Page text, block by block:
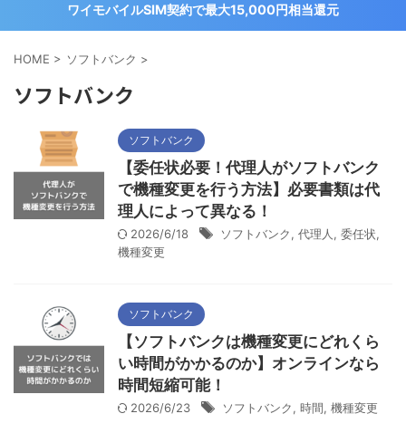
ワイモバイルSIM契約で最大15,000円相当還元
HOME > ソフトバンク >
ソフトバンク
ソフトバンク
【委任状必要！代理人がソフトバンク
で機種変更を行う方法】必要書類は代
理人によって異なる！
2026/6/18 ソフトバンク, 代理人 , 委任状,
機種変更
ソフトバンク
【ソフトバンクは機種変更にどれくら
い時間がかかるのか】オンラインなら
時間短縮可能！
2026/6/23 ソフトバンク, 時間, 機種変更